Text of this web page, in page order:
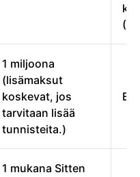
1 miljoona
(lisämaksut
koskevat, jos
tarvitaan lisää
tunnisteita.)
Ei
1 mukana Sitten